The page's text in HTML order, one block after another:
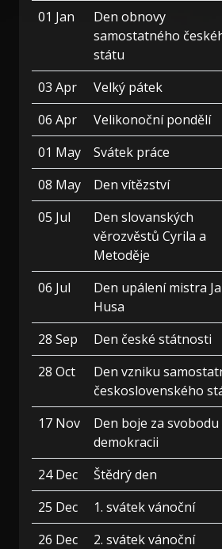
01 Jan
Den obnovy
samostatného
státu
03 Apr
Velký pátek
06 Apr
Velikonoční pondělí
01 May
Svátek práce
08 May
Den vítězství
05 Jul
Den slovanských
věrozvěstů Cyrila a
Metoděje
06 Jul
Den upálení mistra
Husa
28 Sep
Den české státnosti
28 Oct
Den vzniku
československého
17 Nov
Den boje za svobodu
demokracii
24 Dec
Štědrý den
25 Dec
1. svátek vánoční
26 Dec
2. svátek vánoční